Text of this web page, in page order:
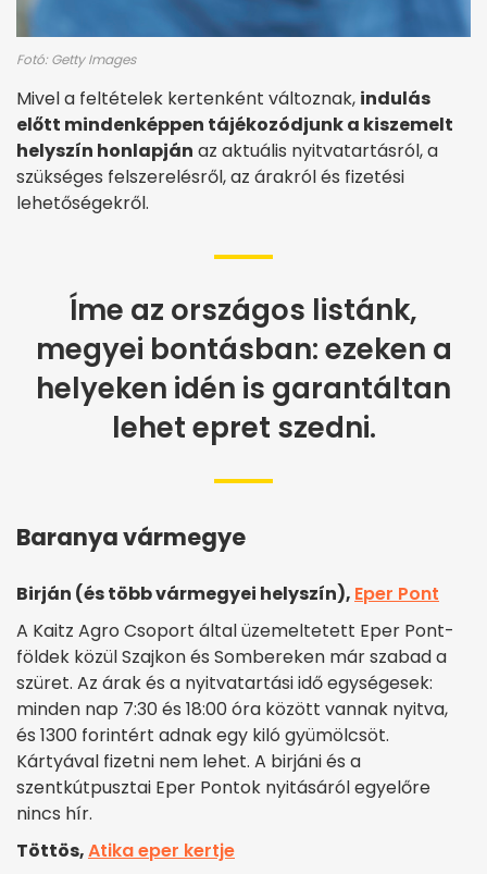
Fotó: Getty Images
Mivel a feltételek kertenként változnak, indulás
előtt mindenképpen tájékozódjunk a kiszemelt
helyszín honlapján az aktuális nyitvatartásról, a
szükséges felszerelésről, az árakról és fizetési
lehetőségekről.
Íme az országos listánk,
megyei bontásban: ezeken a
helyeken idén is garantáltan
lehet epret szedni.
Baranya vármegye
Birján (és több vármegyei helyszín), Eper Pont
A Kaitz Agro Csoport által üzemeltetett Eper Pont-
földek közül Szajkon és Sombereken már szabad a
szüret. Az árak és a nyitvatartási idő egységesek:
minden nap 7:30 és 18:00 óra között vannak nyitva,
és 1300 forintért adnak egy kiló gyümölcsöt.
Kártyával fizetni nem lehet. A birjáni és a
szentkútpusztai Eper Pontok nyitásáról egyelőre
nincs hír.
Töttös,Atika eper kertje